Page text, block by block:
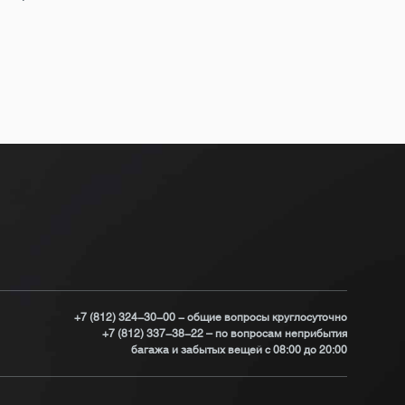
+7 (812) 324-30-00 - общие вопросы круглосуточно
+7 (812) 337-38-22 – по вопросам неприбытия
багажа и забытых вещей с 08:00 до 20:00